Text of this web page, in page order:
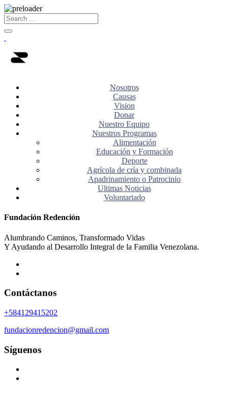
Nosotros
Causas
Vision
Donar
Nuestro Equipo
Nuestros Programas
Alimentación
Educación y Formación
Deporte
Agrícola de cría y combinada
Apadrinamiento o Patrocinio
Ultimas Noticias
Voluntariado
Fundación Redención
Alumbrando Caminos, Transformado Vidas
Y Ayudando al Desarrollo Integral de la Familia Venezolana.
Contáctanos
+584129415202
fundacionredencion@gmail.com
Síguenos